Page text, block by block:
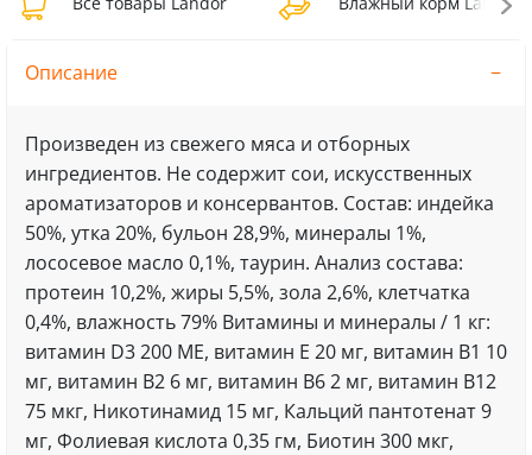
Описание
Произведен из свежего мяса и отборных
ингредиентов. Не содержит сои, искусственных
ароматизаторов и консервантов. Состав: индейка
50%, утка 20%, бульон 28,9%, минералы 1%,
лососевое масло 0,1%, таурин. Анализ состава:
протеин 10,2%, жиры 5,5%, зола 2,6%, клетчатка
0,4%, влажность 79% Витамины и минералы / 1 кг:
витамин D3 200 ME, витамин Е 20 мг, витамин В1 10
мг, витамин В2 6 мг, витамин В6 2 мг, витамин В12
75 мкг, Никотинамид 15 мг, Кальций пантотенат 9
мг, Фолиевая кислота 0,35 гм, Биотин 300 мкг,